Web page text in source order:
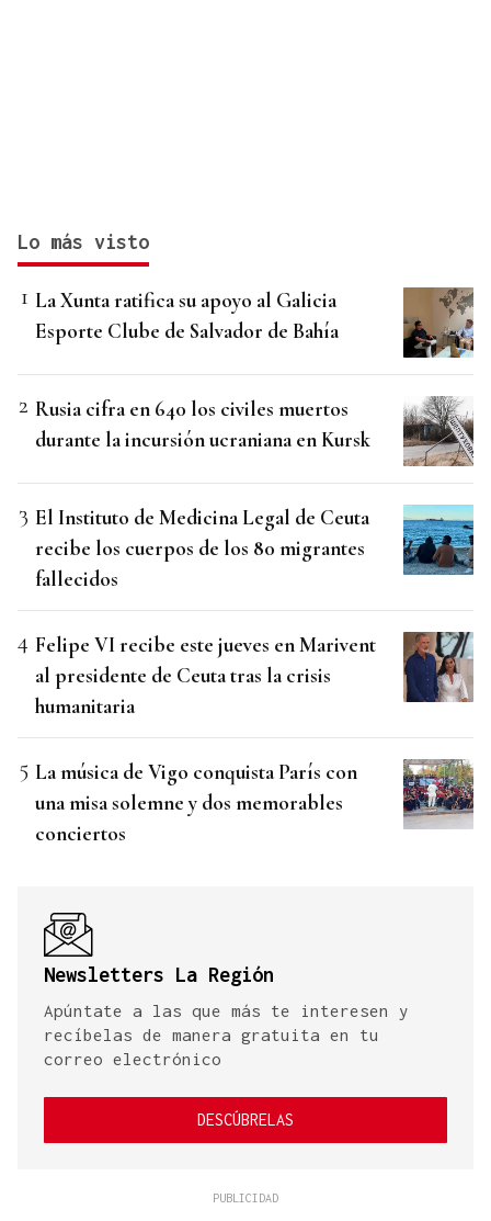
Lo más visto
La Xunta ratifica su apoyo al Galicia
Esporte Clube de Salvador de Bahía
Rusia cifra en 640 los civiles muertos
durante la incursión ucraniana en Kursk
El Instituto de Medicina Legal de Ceuta
recibe los cuerpos de los 80 migrantes
fallecidos
Felipe VI recibe este jueves en Marivent
al presidente de Ceuta tras la crisis
humanitaria
La música de Vigo conquista París con
una misa solemne y dos memorables
conciertos
Newsletters La Región
Apúntate a las que más te interesen y
recíbelas de manera gratuita en tu
correo electrónico
DESCÚBRELAS